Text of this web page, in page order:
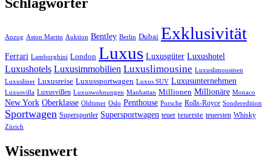
Anzug Aston Martin Auktion Bentley Berlin Dubai Exklusivität
Ferrari Lamborghini London Luxus Luxusgüter Luxushotel
Luxushotels Luxusimmobilien Luxuslimousine Luxuslimousinen
Luxusliner Luxusreise Luxussportwagen Luxus SUV Luxusunternehmen
Luxusvilla Luxusvillen Luxuswohnungen Manhattan Millionen Millionäre Monaco
New York Oberklasse Oldtimer Oslo Penthouse Porsche Rolls-Royce Sonderedition
Sportwagen Supersportler Supersportwagen teuer teuerste teuersten Whisky
Zürich
Wissenwert